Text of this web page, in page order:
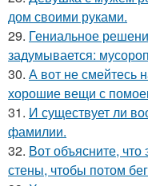
дом своими руками.
29. Гениальное
задумывается:
30. А вот не смейтесь
хорошие вещи с
31. И существует ли
фамилии.
32. Вот объясните, что
стены, чтобы потом